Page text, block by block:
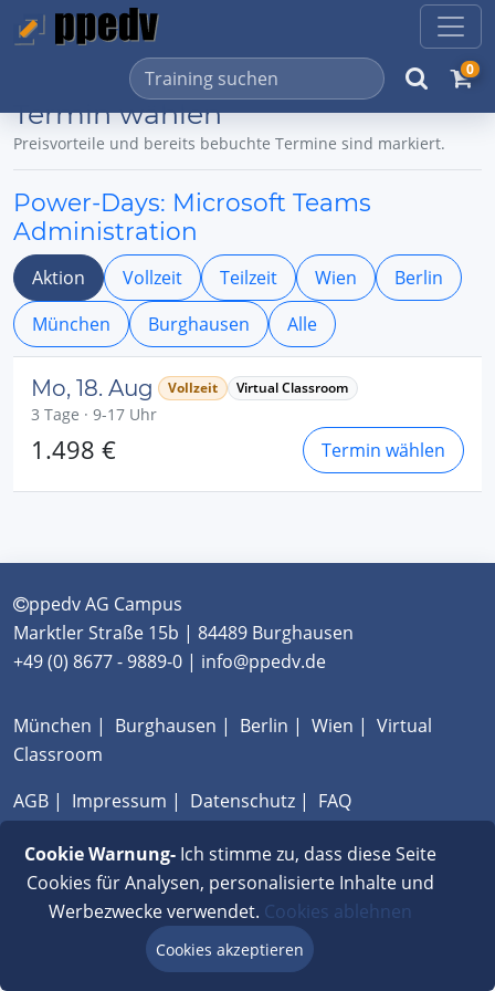
0
Termin wählen
Preisvorteile und bereits bebuchte Termine sind markiert.
Power-Days: Microsoft Teams
Administration
Aktion Vollzeit Teilzeit Wien
Berlin
München
Burghausen Alle
Mo, 18. Aug Vollzeit Virtual Classroom
3 Tage · 9-17 Uhr
1.498 € Termin wählen
ppedv AG Campus
Marktler Straße 15b | 84489 Burghausen
+49 (0) 8677 - 9889-0 | info@ppedv.de
München | Burghausen | Berlin | Wien | Virtual
Classroom
AGB | Impressum | Datenschutz | FAQ
Cookie Warnung-Ich stimme zu, dass diese Seite
Cookies für Analysen, personalisierte Inhalte und
Werbezwecke verwendet. Cookies ablehnen
Cookies akzeptieren